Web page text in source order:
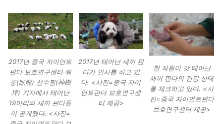
2017년 중국 자이언트
판다 보호연구센터 워
룽(臥龍) 선수핑(神樹
坪) 기지에서 태어난
19마리의 새끼 판다들
이 공개됐다. <사진=
2017년 태어난 새끼 판
다가 인사를 하고 있
다. <사진=중국 자이
언트판다 보호연구센
터 제공>
한 직원이 갓 태어난
새끼 판다의 건강 상태
를 체크하고 있다. <사
진=중국 자이언트판다
보호연구센터 제공>